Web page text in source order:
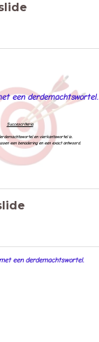
een derdemachtswortel.
Succescriteria
en vierkantswortel is.
een benadering en een exact antwoord.
een derdemachtswortel.